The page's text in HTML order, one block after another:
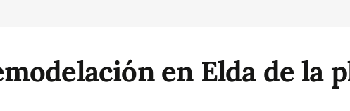
en Elda de la